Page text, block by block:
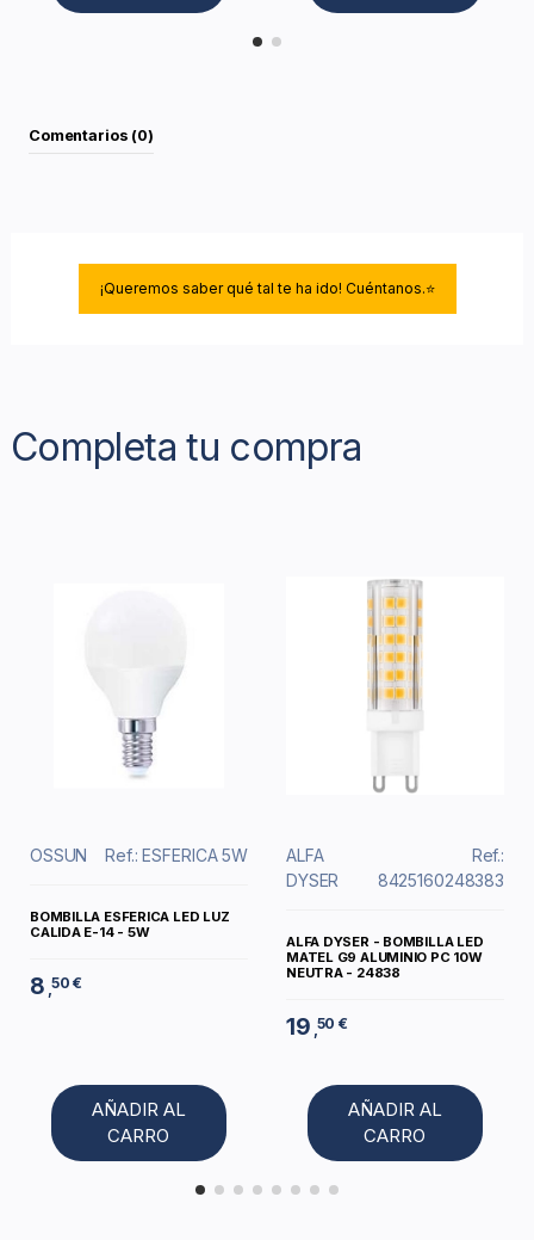
Comentarios (0)
¡Queremos saber qué tal te ha ido! Cuéntanos.⭐
Completa tu compra
OSSUN Ref.: ESFERICA 5W
BOMBILLA ESFERICA LED LUZ
CALIDA E-14 - 5W
8 ,50 €
AÑADIR AL
CARRO
ALFA
DYSER
Ref.:
8425160248383
ALFA DYSER - BOMBILLA LED
MATEL G9 ALUMINIO PC 10W
NEUTRA - 24838
19 ,50 €
AÑADIR AL
CARRO